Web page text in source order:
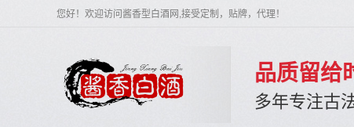
您好！欢迎访问酱香型白酒网,接受定制，贴牌，代理！
品质留给
多年专注古